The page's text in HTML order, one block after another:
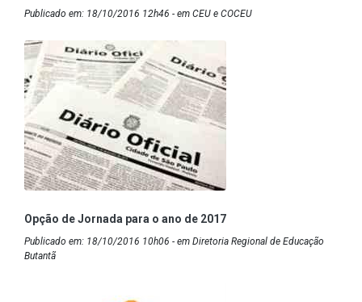
Publicado em: 18/10/2016 12h46 - em CEU e COCEU
Opção de Jornada para o ano de 2017
Publicado em: 18/10/2016 10h06 - em Diretoria Regional de Educação
Butantã